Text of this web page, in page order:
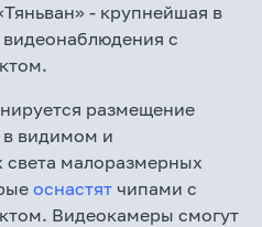
- крупнейшая в
с
размещение
видимом и
малоразмерных
оснастят чипами с
Видеокамеры смогут